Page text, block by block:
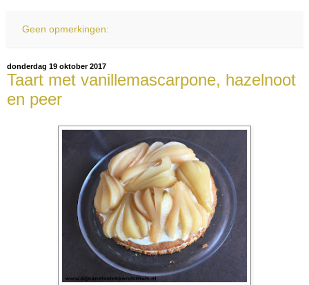
Geen opmerkingen:
donderdag 19 oktober 2017
Taart met vanillemascarpone, hazelnoot
en peer